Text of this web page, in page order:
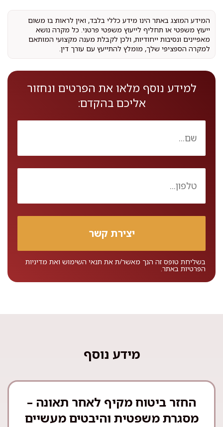
המידע המוצג באתר הינו מידע כללי בלבד, ואין לראות בו משום
ייעוץ משפטי או תחליף לייעוץ משפטי פרטני. כל מקרה נושא
מאפיינים ונסיבות ייחודיות, ולכן לקבלת מענה מקצועי המותאם
למקרה הספציפי שלך, מומלץ להתייעץ עם עורך דין.
למידע נוסף מלאו את הפרטים ונחזור
אליכם בהקדם:
בשליחת טופס זה הנך מאשר/ת את תנאי השימוש ואת מדיניות
הפרטיות באתר.
מידע נוסף
החזר ביטוח מקיף לאחר תאונה –
מסגרת משפטית והיבטים מעשיים